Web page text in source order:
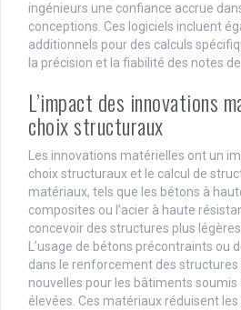
ingénieurs une confiance accrue
conceptions. Ces logiciels incluent
additionnels pour des calculs
la précision et la fiabilité des notes de
L’impact des innovations
choix structuraux
Les innovations matérielles ont un
choix structuraux et le calcul de
matériaux, tels que les bétons à
composites ou l’acier à haute
concevoir des structures plus
L’usage de bétons précontraints ou
dans le renforcement des
nouvelles pour les bâtiments
élevées. Ces matériaux réduisent les